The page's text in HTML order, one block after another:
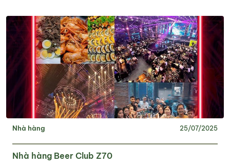
Nhà hàng 25/07/2025
Nhà hàng Beer Club Z70